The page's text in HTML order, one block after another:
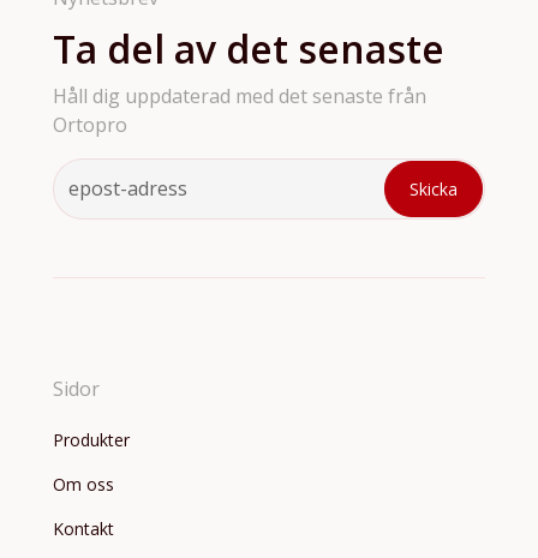
Ta del av det senaste
Håll dig uppdaterad med det senaste från
Ortopro
Sidor
Produkter
Om oss
Kontakt